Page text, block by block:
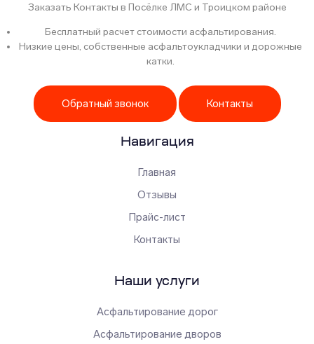
Заказать Контакты в Посёлке ЛМС и Троицком районе
Бесплатный расчет стоимости асфальтирования.
Низкие цены, собственные асфальтоукладчики и дорожные
катки.
Обратный звонок Контакты
Навигация
Главная
Отзывы
Прайс-лист
Контакты
Наши услуги
Асфальтирование дорог
Асфальтирование дворов